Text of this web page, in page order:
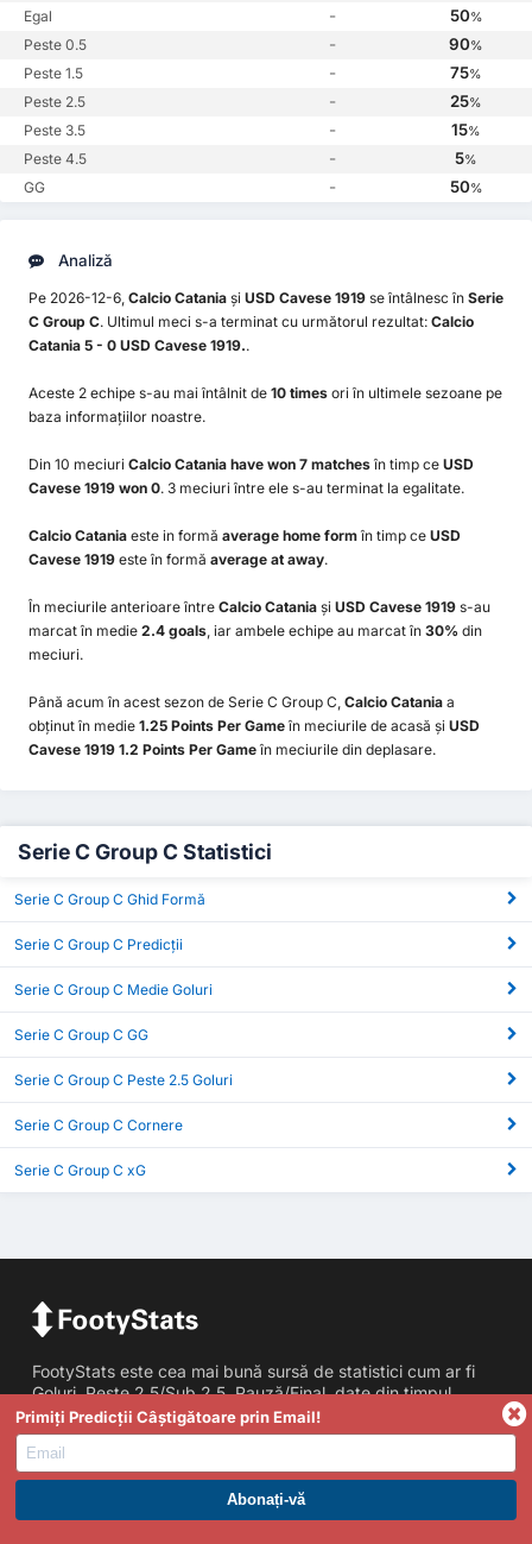
Egal - 50%
Peste 0.5 - 90%
Peste 1.5 - 75%
Peste 2.5 - 25%
Peste 3.5 - 15%
Peste 4.5 - 5%
GG - 50%
Analiză
Pe 2026-12-6, Calcio Catania și USD Cavese 1919 se întâlnesc în Serie
C Group C. Ultimul meci s-a terminat cu următorul rezultat: Calcio
Catania 5 - 0 USD Cavese 1919..
Aceste 2 echipe s-au mai întâlnit de 10 times ori în ultimele sezoane pe
baza informațiilor noastre.
Din 10 meciuri Calcio Catania have won 7 matchesîn timp ce USD
Cavese 1919 won 0. 3 meciuri între ele s-au terminat la egalitate.
Calcio Catania este in formă average home formîn timp ce USD
Cavese 1919 este în formă average at away.
În meciurile anterioare între Calcio Catania și USD Cavese 1919 s-au
marcat în medie 2.4 goals, iar ambele echipe au marcat în 30% din
meciuri.
Până acum în acest sezon de Serie C Group C, Calcio Catania a
obținut în medie 1.25 Points Per Gameîn meciurile de acasă și USD
Cavese 1919 1.2 Points Per Gameîn meciurile din deplasare.
Serie C Group C Statistici
Serie C Group C Ghid Formă
Serie C Group C Predicții
Serie C Group C Medie Goluri
Serie C Group C GG
Serie C Group C Peste 2.5 Goluri
Serie C Group C Cornere
Serie C Group C xG
FootyStats este cea mai bună sursă de statistici cum ar fi
Goluri, Peste 2.5/Sub 2.5, Pauză/Final, date din timpul
meciului și multe asemenea. Dacă aveti întrebări, idei sau
păreri de orice fel, vă rugăm, nu ezitați să ne contactați.
Statistici
ABONAȚI-VĂ LA PREMIUM. PROFITAȚI ACUM.
Primiți Predicții Câștigătoare prin Email!